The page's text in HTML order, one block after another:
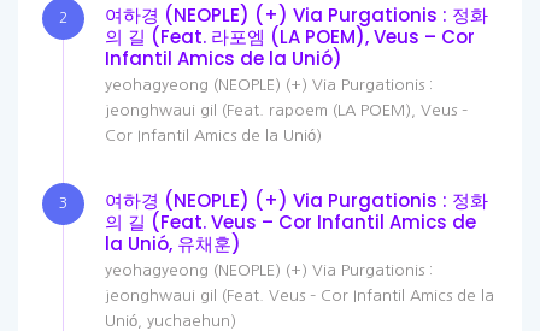
2
여하경 (NEOPLE) (+) Via Purgationis : 정화
의 길 (Feat. 라포엠 (LA POEM), Veus – Cor
Infantil Amics de la Unió)
yeohagyeong (NEOPLE) (+) Via Purgationis :
jeonghwaui gil (Feat. rapoem (LA POEM), Veus –
Cor Infantil Amics de la Unió)
3
여하경 (NEOPLE) (+) Via Purgationis : 정화
의 길 (Feat. Veus – Cor Infantil Amics de
la Unió, 유채훈)
yeohagyeong (NEOPLE) (+) Via Purgationis :
jeonghwaui gil (Feat. Veus – Cor Infantil Amics de la
Unió, yuchaehun)